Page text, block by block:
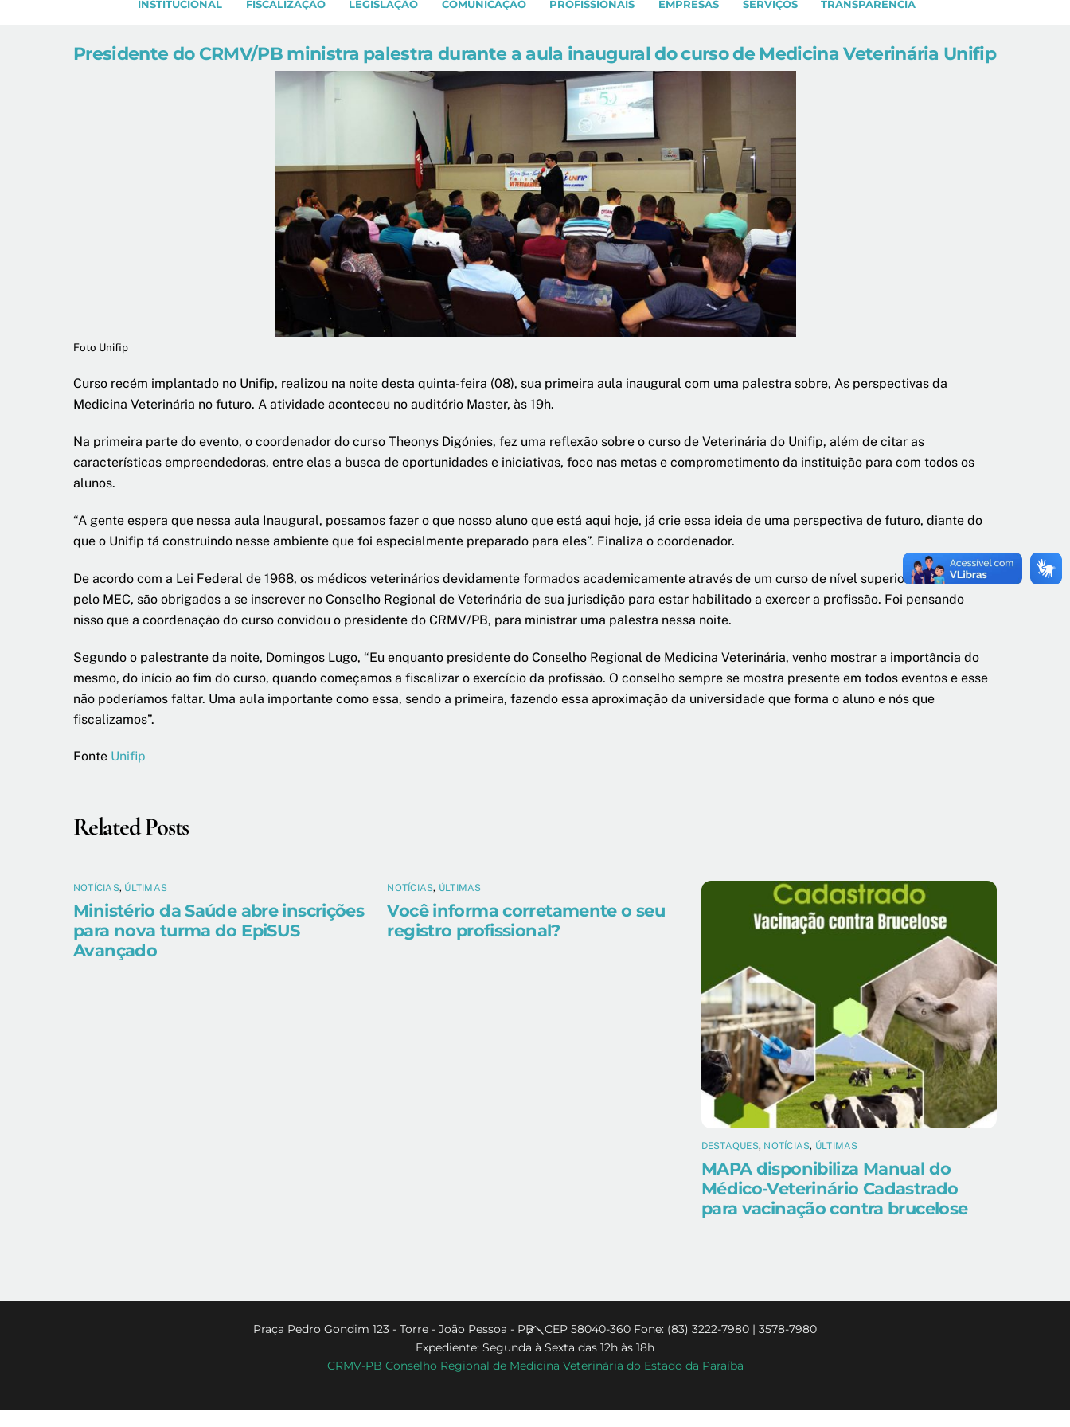
INSTITUCIONAL FISCALIZAÇÃO LEGISLAÇÃO COMUNICAÇÃO PROFISSIONAIS EMPRESAS SERVIÇOS TRANSPARÊNCIA
Presidente do CRMV/PB ministra palestra durante a aula inaugural do curso de Medicina Veterinária Unifip
Foto Unifip
Curso recém implantado no Unifip, realizou na noite desta quinta-feira (08), sua primeira aula inaugural com uma palestra sobre, As perspectivas da
Medicina Veterinária no futuro. A atividade aconteceu no auditório Master, às 19h.
Na primeira parte do evento, o coordenador do curso Theonys Digónies, fez uma reflexão sobre o curso de Veterinária do Unifip, além de citar as
características empreendedoras, entre elas a busca de oportunidades e iniciativas, foco nas metas e comprometimento da instituição para com todos os
alunos.
“A gente espera que nessa aula Inaugural, possamos fazer o que nosso aluno que está aqui hoje, já crie essa ideia de uma perspectiva de futuro, diante do
que o Unifip tá construindo nesse ambiente que foi especialmente preparado para eles”. Finaliza o coordenador.
De acordo com a Lei Federal de 1968, os médicos veterinários devidamente formados academicamente através de um curso de nível superior reconhecido
pelo MEC, são obrigados a se inscrever no Conselho Regional de Veterinária de sua jurisdição para estar habilitado a exercer a profissão. Foi pensando
nisso que a coordenação do curso convidou o presidente do CRMV/PB, para ministrar uma palestra nessa noite.
Segundo o palestrante da noite, Domingos Lugo, “Eu enquanto presidente do Conselho Regional de Medicina Veterinária, venho mostrar a importância do
mesmo, do início ao fim do curso, quando começamos a fiscalizar o exercício da profissão. O conselho sempre se mostra presente em todos eventos e esse
não poderíamos faltar. Uma aula importante como essa, sendo a primeira, fazendo essa aproximação da universidade que forma o aluno e nós que
fiscalizamos”.
Fonte Unifip
Related Posts
NOTÍCIAS, ÚLTIMAS
Ministério da Saúde abre inscrições
para nova turma do EpiSUS
Avançado
NOTÍCIAS, ÚLTIMAS
Você informa corretamente o seu
registro profissional?
DESTAQUES, NOTÍCIAS, ÚLTIMAS
MAPA disponibiliza Manual do
Médico-Veterinário Cadastrado
para vacinação contra brucelose
Back
To
Top
Praça Pedro Gondim 123 - Torre - João Pessoa - PB - CEP 58040-360 Fone: (83) 3222-7980 | 3578-7980
Expediente: Segunda à Sexta das 12h às 18h
CRMV-PB Conselho Regional de Medicina Veterinária do Estado da Paraíba